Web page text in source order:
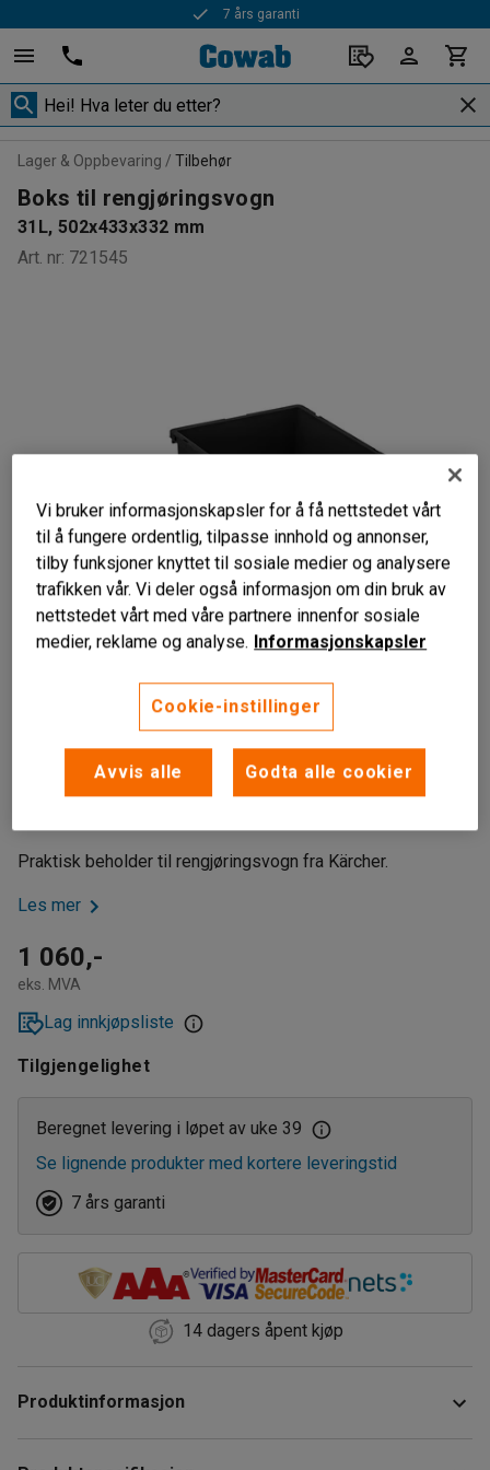
7 års garanti
Lager & Oppbevaring Tilbehør
Boks til rengjøringsvogn
31L, 502x433x332 mm
Art. nr: 721545
Passer til Kärchers rengjøringsvogner
31 L
Praktisk beholder til rengjøringsvogn fra Kärcher.
Les mer
1 060,-
eks. MVA
Lag innkjøpsliste
Tilgjengelighet
Beregnet levering i løpet av uke 39
Se lignende produkter med kortere leveringstid
7 års garanti
14 dagers åpent kjøp
Produktinformasjon
Vi bruker informasjonskapsler for å få nettstedet vårt
til å fungere ordentlig, tilpasse innhold og annonser,
tilby funksjoner knyttet til sosiale medier og analysere
trafikken vår. Vi deler også informasjon om din bruk av
nettstedet vårt med våre partnere innenfor sosiale
medier, reklame og analyse. Informasjonskapsler
Cookie-instillinger
Avvis alle Godta alle cookier